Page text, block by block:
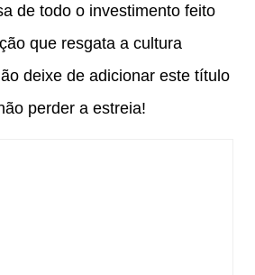
de todo o investimento feito
que resgata a cultura
deixe de adicionar este título
perder a estreia!